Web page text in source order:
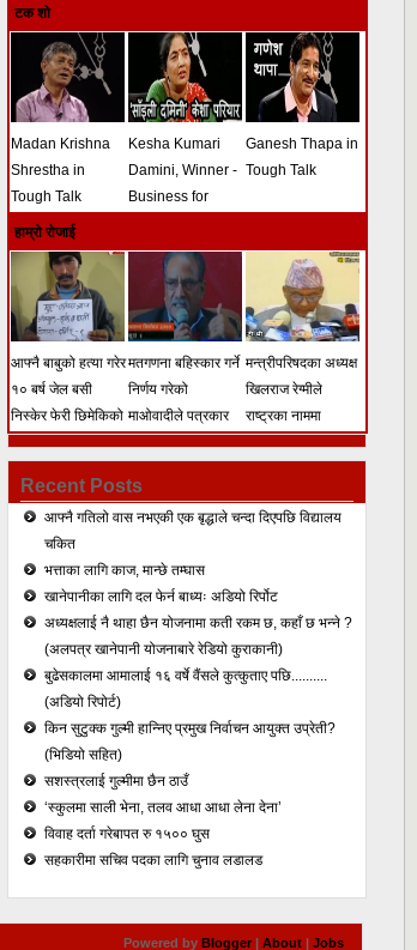
टक शो
Madan Krishna
Shrestha in
Tough Talk
Kesha Kumari
Damini, Winner -
Business for
Tough Talk
Ganesh Thapa in
Tough Talk
हाम्रो रोजाई
आफ्नै बाबुको हत्या गरेर
१० बर्ष जेल बसी
निस्केर फेरी छिमेकिको
मतगणना बहिस्कार गर्ने
निर्णय गरेको
माओवादीले पत्रकार
मन्त्रीपरिषदका अध्यक्ष
खिलराज रेग्मीले
राष्ट्रका नाममा
Recent Posts
आफ्नै गतिलो वास नभएकी एक बृद्धाले चन्दा दिएपछि विद्यालय
चकित
भत्ताका लागि काज, मान्छे तम्घास
खानेपानीका लागि दल फेर्न बाध्यः अडियो रिर्पोट
अध्यक्षलाई नै थाहा छैन योजनामा कती रकम छ, कहाँ छ भन्ने ?
(अलपत्र खानेपानी योजनाबारे रेडियो कुराकानी)
बुढेसकालमा आमालाई १६ वर्षे वैंसले कुत्कुताए पछि..........
(अडियो रिपोर्ट)
किन सुटुक्क गुल्मी हान्निए प्रमुख निर्वाचन आयुक्त उप्रेती?
(भिडियो सहित)
सशस्त्रलाई गुल्मीमा छैन ठाउँ
‘स्कुलमा साली भेना, तलव आधा आधा लेना देना’
विवाह दर्ता गरेबापत रु १५०० घुस
सहकारीमा सचिव पदका लागि चुनाव लडालड
Powered by Blogger | About | Jobs